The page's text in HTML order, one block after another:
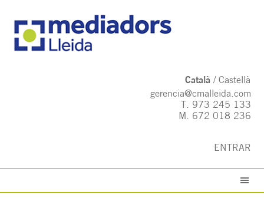
Català
Castellà
gerencia@cmalleida.com
T. 973 245 133
M. 672 018 236
ENTRAR